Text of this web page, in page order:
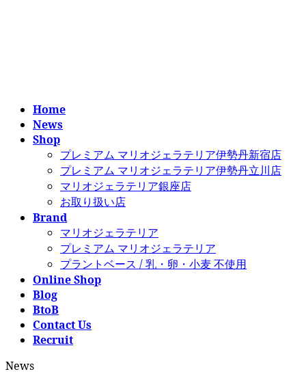
Home
News
Shop
プレミアム マリオジェラテリア伊勢丹新宿店
プレミアム マリオジェラテリア伊勢丹立川店
マリオジェラテリア銀座店
お取り扱い店
Brand
マリオジェラテリア
プレミアム マリオジェラテリア
プラントベース / 乳・卵・小麦 不使用
Online Shop
Blog
BtoB
Contact Us
Recruit
News